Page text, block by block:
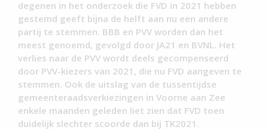
degenen in het onderzoek die FVD in 2021 hebben
gestemd geeft bijna de helft aan nu een andere
partij te stemmen. BBB en PVV worden dan het
meest genoemd, gevolgd door JA21 en BVNL. Het
verlies naar de PVV wordt deels gecompenseerd
door PVV-kiezers van 2021, die nu FVD aangeven te
stemmen. Ook de uitslag van de tussentijdse
gemeenteraadsverkiezingen in Voorne aan Zee
enkele maanden geleden liet zien dat FVD toen
duidelijk slechter scoorde dan bij TK2021.